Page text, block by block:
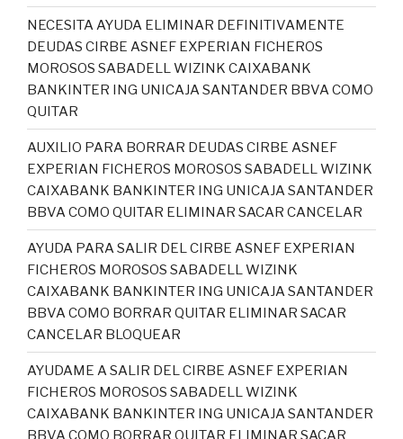
NECESITA AYUDA ELIMINAR DEFINITIVAMENTE
DEUDAS CIRBE ASNEF EXPERIAN FICHEROS
MOROSOS SABADELL WIZINK CAIXABANK
BANKINTER ING UNICAJA SANTANDER BBVA COMO
QUITAR
AUXILIO PARA BORRAR DEUDAS CIRBE ASNEF
EXPERIAN FICHEROS MOROSOS SABADELL WIZINK
CAIXABANK BANKINTER ING UNICAJA SANTANDER
BBVA COMO QUITAR ELIMINAR SACAR CANCELAR
AYUDA PARA SALIR DEL CIRBE ASNEF EXPERIAN
FICHEROS MOROSOS SABADELL WIZINK
CAIXABANK BANKINTER ING UNICAJA SANTANDER
BBVA COMO BORRAR QUITAR ELIMINAR SACAR
CANCELAR BLOQUEAR
AYUDAME A SALIR DEL CIRBE ASNEF EXPERIAN
FICHEROS MOROSOS SABADELL WIZINK
CAIXABANK BANKINTER ING UNICAJA SANTANDER
BBVA COMO BORRAR QUITAR ELIMINAR SACAR